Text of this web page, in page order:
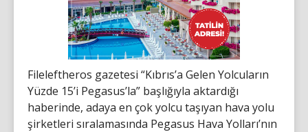
Fileleftheros gazetesi “Kıbrıs’a Gelen Yolcuların
Yüzde 15’i Pegasus’la” başlığıyla aktardığı
haberinde, adaya en çok yolcu taşıyan hava yolu
şirketleri sıralamasında Pegasus Hava Yolları’nın